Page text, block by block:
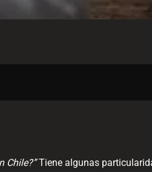
Chile?”Tiene algunas